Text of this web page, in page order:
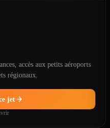
accès aux petits aéroports
régionaux.
jet